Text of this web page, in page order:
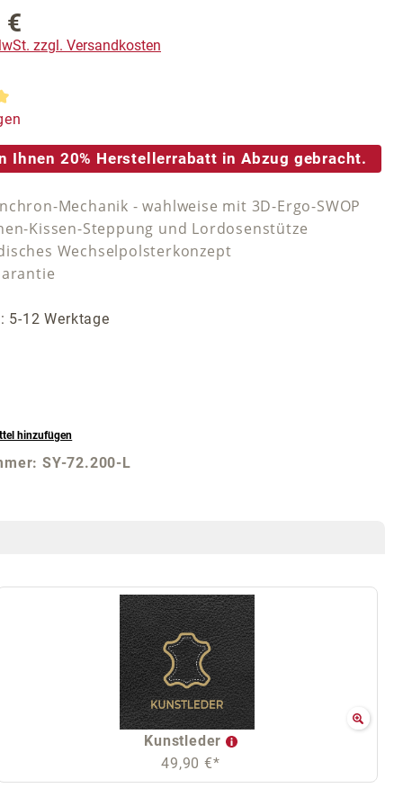
€
zzgl. Versandkosten
Bewertung von 5 von 5 Sternen
Ihnen 20% Herstellerrabatt in Abzug gebracht.
Mechanik - wahlweise mit 3D-Ergo-SWOP
Kissen-Steppung und Lordosenstütze
Wechselpolsterkonzept
5-12 Werktage
hinzufügen
SY-72.200-L
Kunstleder
49,90 €*